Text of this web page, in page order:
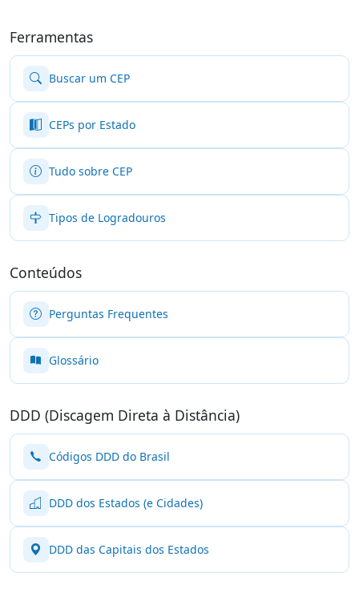
Ferramentas
Buscar um CEP
CEPs por Estado
Tudo sobre CEP
Tipos de Logradouros
Conteúdos
Perguntas Frequentes
Glossário
DDD (Discagem Direta à Distância)
Códigos DDD do Brasil
DDD dos Estados (e Cidades)
DDD das Capitais dos Estados